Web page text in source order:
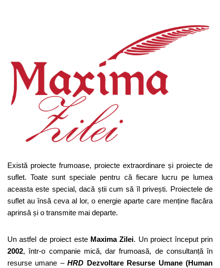
Există proiecte frumoase, proiecte extraordinare și proiecte de
suflet. Toate sunt speciale pentru că fiecare lucru pe lumea
aceasta este special, dacă știi cum să îl privești. Proiectele de
suflet au însă ceva al lor, o energie aparte care menține flacăra
aprinsă și o transmite mai departe.
Un astfel de proiect este Maxima Zilei. Un proiect început prin
2002, într-o companie mică, dar frumoasă, de consultanță în
resurse umane –HRD Dezvoltare Resurse Umane (Human